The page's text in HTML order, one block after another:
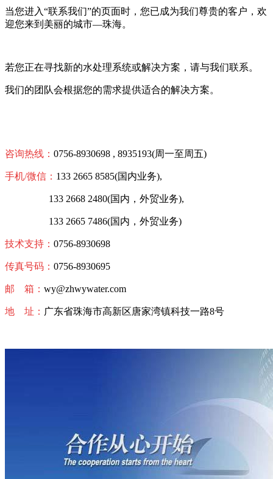
当您进入“联系我们”的页面时，您已成为我们尊贵的客户，欢
迎您来到美丽的城市—珠海。
若您正在寻找新的水处理系统或解决方案，请与我们联系。
我们的团队会根据您的需求提供适合的解决方案。
咨询热线： 0756-8930698 , 8935193(周一至周五)
手机/微信： 133 2665 8585(国内业务),
133 2668 2480(国内，外贸业务),
133 2665 7486(国内，外贸业务)
技术支持： 0756-8930698
传真号码： 0756-8930695
邮 箱： wy@zhwywater.com
地 址： 广东省珠海市高新区唐家湾镇科技一路8号